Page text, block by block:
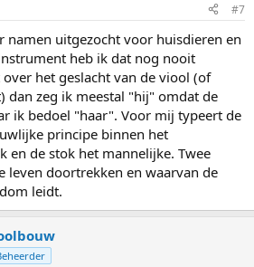
#7
namen uitgezocht voor huisdieren en
heb ik dat nog nooit
het geslacht van de viool (of
dan zeg ik meestal "hij" omdat de
ik bedoel "haar". Voor mij typeert de
principe binnen het
en de stok het mannelijke. Twee
leven doortrekken en waarvan de
leidt.